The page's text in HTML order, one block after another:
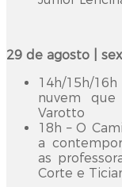
29 de agosto |
14h/15h/
nuvem que
Varotto
18h – O
a
as
Corte e